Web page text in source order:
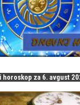
horoskop za 6. avgust